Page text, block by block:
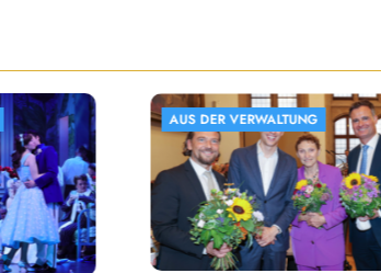
SUDETENDEUTSCHES MUSEUM